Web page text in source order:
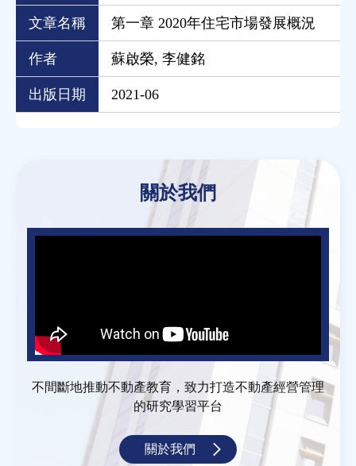
文章名稱 第一章 2020年住宅市場發展概況
作者 蘇啟榮, 李健銘
出版日期 2021-06
關於我們
不間斷地推動不動產教育，致力打造不動產經營管理
的研究學習平台
關於我們